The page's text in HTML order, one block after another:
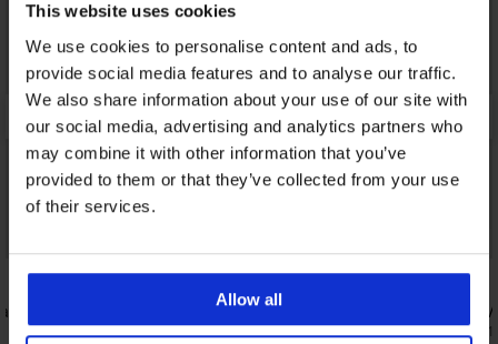
This website uses cookies
We use cookies to personalise content and ads, to
provide social media features and to analyse our traffic.
We also share information about your use of our site with
our social media, advertising and analytics partners who
may combine it with other information that you’ve
provided to them or that they’ve collected from your use
of their services.
Allow all
4,3
4,9
Сутиен Push Perfect Bardot подплатен
53,99 €(105,60 лв.)
Сутиен
40,99 €